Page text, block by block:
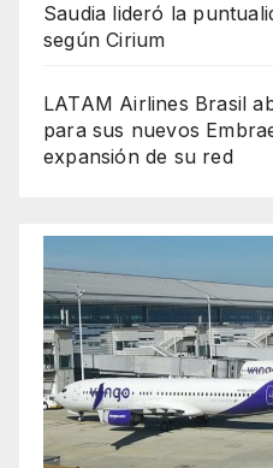
Saudia lideró la
según Cirium
LATAM Airlines Brasil
para sus nuevos
expansión de su red